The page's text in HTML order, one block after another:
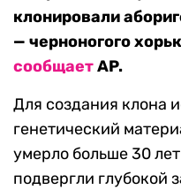
клонировали
— черноногого
сообщаетAP.
Для создания клона
генетический
умерло больше 30
подвергли глубокой